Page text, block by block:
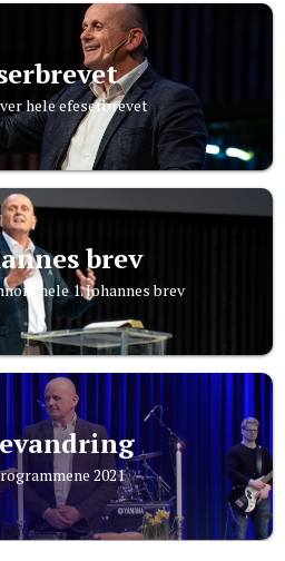
hele efeserbrevet
brev
hele 1. Johannes brev
2021